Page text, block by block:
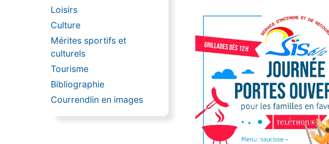
Loisirs
Culture
Mérites sportifs et
culturels
Tourisme
Bibliographie
Courrendlin en images